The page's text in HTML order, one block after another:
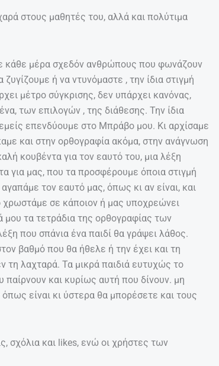
στους μαθητές του, αλλά και πολύτιμα
κάθε μέρα σχεδόν ανθρώπους που φωνάζουν
ή να ντυνόμαστε , την ίδια στιγμή
μέτρο σύγκρισης, δεν υπάρχει κανόνας,
των επιλογών , της διάθεσης. Την ίδια
επενδύουμε στο Μπράβο μου. Κι αρχίσαμε
και στην ορθογραφία ακόμα, στην ανάγνωση
κουβέντα για τον εαυτό του, μια λέξη
για μας, που τα προσφέρουμε όποια στιγμή
τον εαυτό μας, όπως κι αν είναι, και
χρωστάμε σε κάποιον ή μας υποχρεώνει
μου τα τετράδια της ορθογραφίας των
που σπάνια ένα παιδί θα γράψει λάθος.
βαθμό που θα ήθελε ή την έχει και τη
τη λαχταρά. Τα μικρά παιδιά ευτυχώς το
παίρνουν και κυρίως αυτή που δίνουν. μη
είναι κι ύστερα θα μπορέσετε και τους
σχόλια και likes, ενώ οι χρήστες των